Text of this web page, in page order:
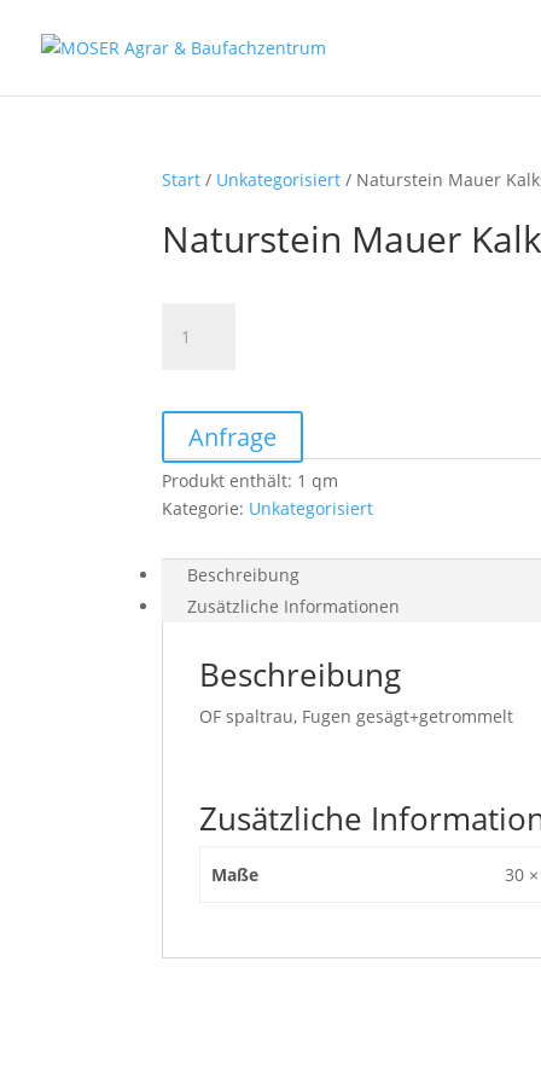
Start / Unkategorisiert / Naturstein Mauer
Naturstein Mauer
Mauer
Menge
Anfrage
Produkt enthält: 1qm
Kategorie: Unkategorisiert
Beschreibung
Zusätzliche Informationen
Beschreibung
OF spaltrau, Fugen gesägt+getrommelt
Zusätzliche
Maße 30